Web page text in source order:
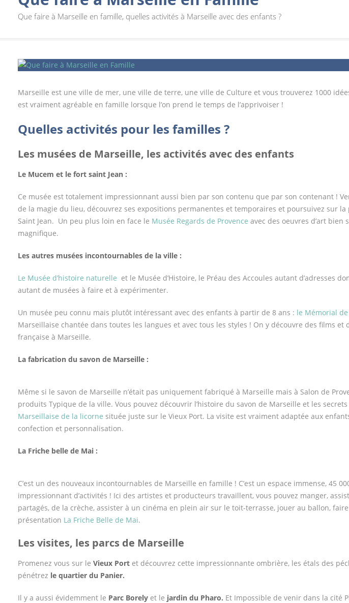
Que faire à Marseille en famille, quelles activités à Marseille avec des enfants ?
Marseille est une ville de mer, une ville de terre, une ville de Culture et vous trouverez 1000
est vraiment agréable en famille lorsque l’on prend le temps de l’apprivoiser !
Quelles activités pour les familles ?
Les musées de Marseille, les activités avec des enfants
Le Mucem et le fort saint Jean :
Ce musée est totalement impressionnant aussi bien par son contenu que par son contenant !
de la magie du lieu, découvrez ses expositions permanentes et temporaires et poursuivez sur
Saint Jean. Un peu plus loin en face le Musée Regards de Provence avec des oeuvres d’art bien
magnifique.
Les autres musées incontournables de la ville :
Le Musée d’histoire naturelle et le Musée d’Histoire, le Préau des Accoules autant d’adresses
autant de musées à faire et à expérimenter.
Un musée peu connu mais plutôt intéressant avec des enfants à partir de 8 ans : le Mémorial
Marseillaise chantée dans toutes les langues et avec tous les styles ! On y découvre des films et
française à Marseille.
La fabrication du savon de Marseille :
Même si le savon de Marseille n’était pas uniquement fabriqué à Marseille mais à Salon de
produits Typique de la ville. Vous pouvez découvrir l’histoire du savon de Marseille et les
Marseillaise de la licorne située juste sur le Vieux Port. La visite est vraiment adaptée aux
confection et personnalisation.
La Friche belle de Mai :
C’est un des nouveaux incontournables de Marseille en famille ! C’est un espace immense, 45
impressionnant d’activités ! Ici des artistes et producteurs travaillent, vous pouvez manger,
partagés, de la crèche, assister à un cinéma en plein air sur le toit-terrasse, jouer au ballon,
présentation La Friche Belle de Mai.
Les visites, les parcs de Marseille
Promenez vous sur le Vieux Port et découvrez cette impressionnante ombrière, les étals des
pénétrez le quartier du Panier.
Il y a aussi évidemment le Parc Borely et le jardin du Pharo. Et Impossible de venir dans la cité